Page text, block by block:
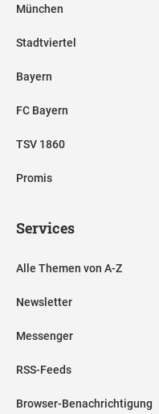
München
Stadtviertel
Bayern
FC Bayern
TSV 1860
Promis
Services
Alle Themen von A-Z
Newsletter
Messenger
RSS-Feeds
Browser-Benachrichtigung